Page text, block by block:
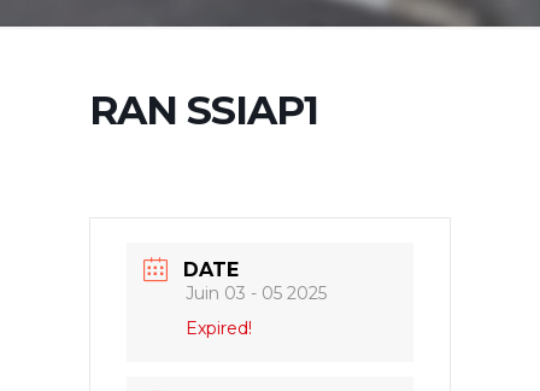
RAN SSIAP1
DATE
Juin 03 - 05 2025
Expired!